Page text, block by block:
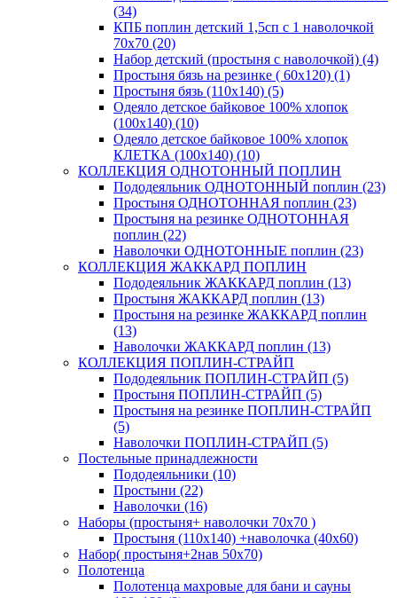
(34)
КПБ поплин детский 1,5сп с 1 наволочкой
70х70 (20)
Набор детский (простыня с наволочкой) (4)
Простыня бязь на резинке ( 60х120) (1)
Простыня бязь (110х140) (5)
Одеяло детское байковое 100% хлопок
(100х140) (10)
Одеяло детское байковое 100% хлопок
КЛЕТКА (100х140) (10)
КОЛЛЕКЦИЯ ОДНОТОННЫЙ ПОПЛИН
Пододеяльник ОДНОТОННЫЙ поплин (23)
Простыня ОДНОТОННАЯ поплин (23)
Простыня на резинке ОДНОТОННАЯ
поплин (22)
Наволочки ОДНОТОННЫЕ поплин (23)
КОЛЛЕКЦИЯ ЖАККАРД ПОПЛИН
Пододеяльник ЖАККАРД поплин (13)
Простыня ЖАККАРД поплин (13)
Простыня на резинке ЖАККАРД поплин
(13)
Наволочки ЖАККАРД поплин (13)
КОЛЛЕКЦИЯ ПОПЛИН-СТРАЙП
Пододеяльник ПОПЛИН-СТРАЙП (5)
Простыня ПОПЛИН-СТРАЙП (5)
Простыня на резинке ПОПЛИН-СТРАЙП
(5)
Наволочки ПОПЛИН-СТРАЙП (5)
Постельные принадлежности
Пододеяльники (10)
Простыни (22)
Наволочки (16)
Наборы (простыня+ наволочки 70х70 )
Простыня (110х140) +наволочка (40х60)
Набор( простыня+2нав 50х70)
Полотенца
Полотенца махровые для бани и сауны